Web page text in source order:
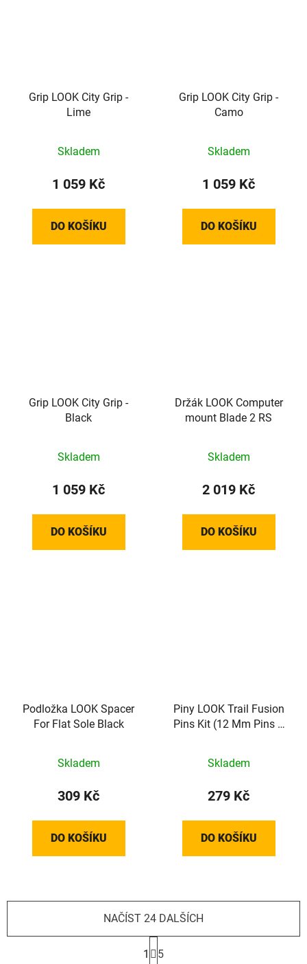
Grip LOOK City Grip -
Lime
Skladem
1 059 Kč
DO KOŠÍKU
Grip LOOK City Grip -
Camo
Skladem
1 059 Kč
DO KOŠÍKU
Grip LOOK City Grip -
Black
Skladem
1 059 Kč
DO KOŠÍKU
Držák LOOK Computer
mount Blade 2 RS
Skladem
2 019 Kč
DO KOŠÍKU
Podložka LOOK Spacer
For Flat Sole Black
Skladem
309 Kč
DO KOŠÍKU
Piny LOOK Trail Fusion
Pins Kit (12 Mm Pins +
Skladem
279 Kč
DO KOŠÍKU
NAČÍST 24 DALŠÍCH
S
t
1 5